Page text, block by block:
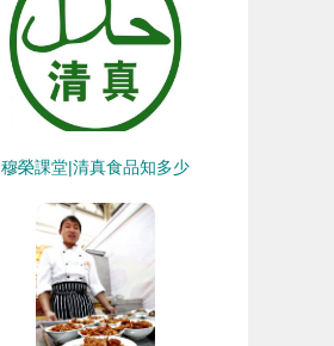
穆榮課堂|清真食品知多少